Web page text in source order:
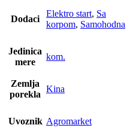
Dodaci
Elektro start, Sa
korpom, Samohodna
Jedinica
mere
kom.
Zemlja
porekla
Kina
Uvoznik Agromarket